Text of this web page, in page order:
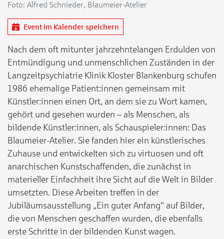
Foto: Alfred Schnieder, Blaumeier-Atelier
Event im Kalender speichern
Nach dem oft mitunter jahrzehntelangen Erdulden von
Entmündigung und unmenschlichen Zuständen in der
Langzeitpsychiatrie Klinik Kloster Blankenburg schufen
1986 ehemalige Patient:innen gemeinsam mit
Künstler:innen einen Ort, an dem sie zu Wort kamen,
gehört und gesehen wurden – als Menschen, als
bildende Künstler:innen, als Schauspieler:innen: Das
Blaumeier-Atelier. Sie fanden hier ein künstlerisches
Zuhause und entwickelten sich zu virtuosen und oft
anarchischen Kunstschaffenden, die zunächst in
materieller Einfachheit ihre Sicht auf die Welt in Bilder
umsetzten. Diese Arbeiten treffen in der
Jubiläumsausstellung „Ein guter Anfang“ auf Bilder,
die von Menschen geschaffen wurden, die ebenfalls
erste Schritte in der bildenden Kunst wagen.